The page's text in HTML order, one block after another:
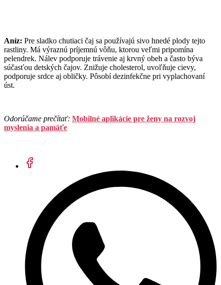
Aníz: Pre sladko chutiaci čaj sa používajú sivo hnedé plody tejto
rastliny. Má výraznú príjemnú vôňu, ktorou veľmi pripomína
pelendrek. Nálev podporuje trávenie aj krvný obeh a často býva
súčasťou detských čajov. Znižuje cholesterol, uvoľňuje cievy,
podporuje srdce aj obličky. Pôsobí dezinfekčne pri vyplachovaní
úst.
Odorúčame prečítať: Mobilné aplikácie pre ženy na rozvoj
myslenia a pamäťe